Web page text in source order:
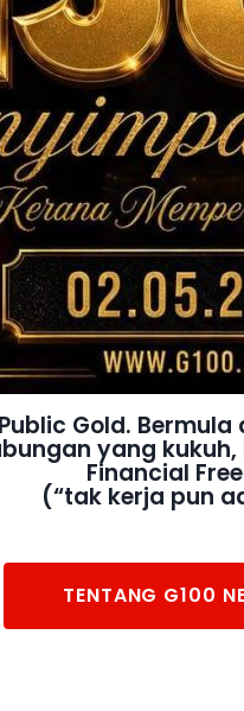
Gold.
yang
Financial
(“tak kerja pun
TENTANG G100